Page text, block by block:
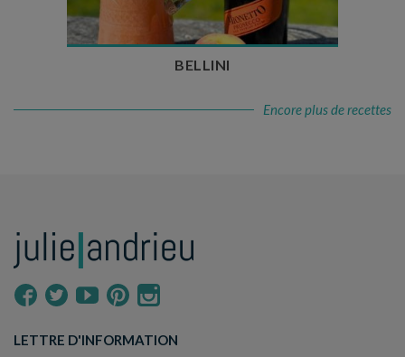
BELLINI
Encore plus de recettes
LETTRE D'INFORMATION